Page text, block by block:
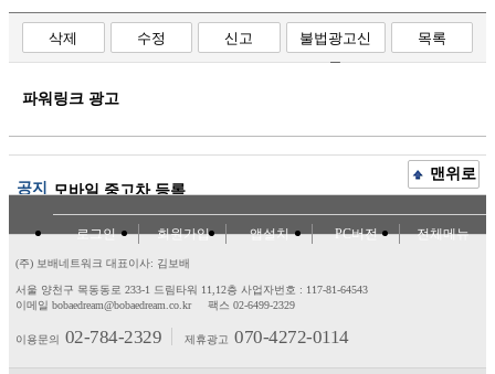
삭제 수정 신고
불법광고신
고
목록
파워링크 광고
공지 모바일 중고차 등록
맨위로
로그인 회원가입 앱설치 PC버전 전체메뉴
(주) 보배네트워크 대표이사: 김보배
서울 양천구 목동동로 233-1 드림타워 11,12층 사업자번호 : 117-81-64543
이메일 bobaedream@bobaedream.co.kr
팩스 02-6499-2329
이용문의 02-784-2329 제휴광고 070-4272-0114